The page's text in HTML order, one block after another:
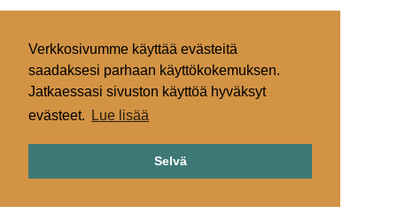
Verkkosivumme käyttää evästeitä
saadaksesi parhaan käyttökokemuksen.
Jatkaessasi sivuston käyttöä hyväksyt
evästeet.
Lue lisää
Selvä